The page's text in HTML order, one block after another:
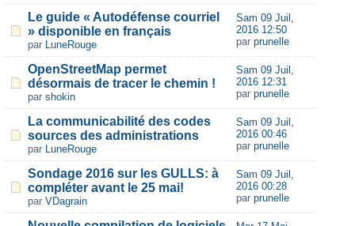
Le guide « Autodéfense courriel
» disponible en français
par LuneRouge
Sam 09 Juil,
2016 12:50
par prunelle
OpenStreetMap permet
désormais de tracer le chemin !
par shokin
Sam 09 Juil,
2016 12:31
par prunelle
La communicabilité des codes
sources des administrations
par LuneRouge
Sam 09 Juil,
2016 00:46
par prunelle
Sondage 2016 sur les GULLS: à
compléter avant le 25 mai!
par VDagrain
Sam 09 Juil,
2016 00:28
par prunelle